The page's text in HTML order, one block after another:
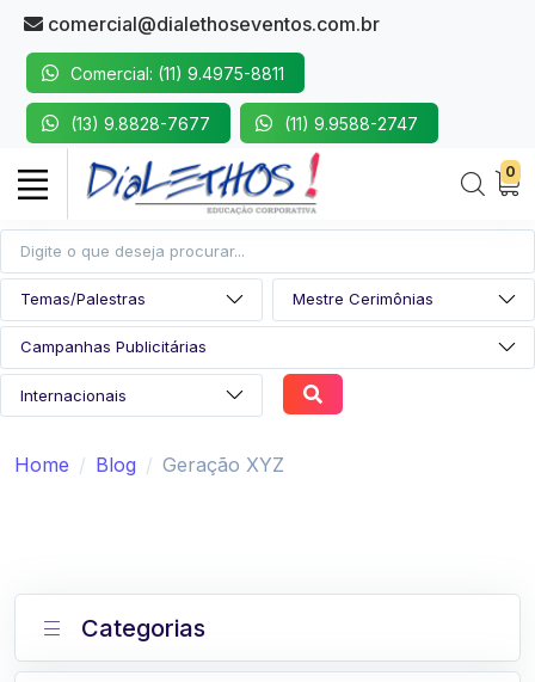
comercial@dialethoseventos.com.br
Comercial: (11) 9.4975-8811
(13) 9.8828-7677 (11) 9.9588-2747
0
Home Blog Geração XYZ
Categorias